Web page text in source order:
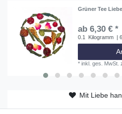
Grüner Tee
ab 6,30 € *
0.1 Kilogramm |
*inkl. ges. MwSt.
Mit Liebe